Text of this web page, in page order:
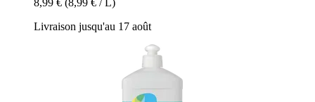
Livraison jusqu'au 17 août